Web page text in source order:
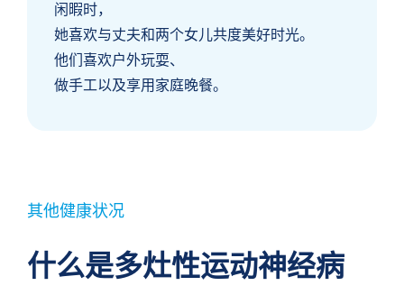
闲暇时，
她喜欢与丈夫和两个女儿共度美好时光。
他们喜欢户外玩耍、
做手工以及享用家庭晚餐。
其他健康状况
什么是多灶性运动神经病